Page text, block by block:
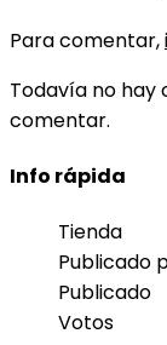
Para comentar,
Todavía no hay
comentar.
Info rápida
Tienda
Publicado
Publicado
Votos